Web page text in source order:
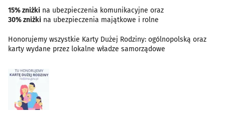
15% zniżki na ubezpieczenia komunikacyjne oraz
30% zniżki na ubezpieczenia majątkowe i rolne
Honorujemy wszystkie Karty Dużej Rodziny: ogólnopolską oraz
karty wydane przez lokalne władze samorządowe